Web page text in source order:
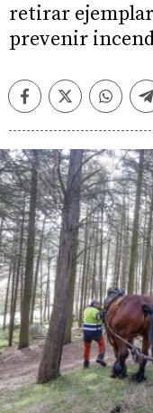
retirar
prevenir
FacebookTwitter